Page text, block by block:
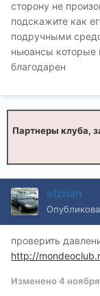
сторону не
подскажите как
подручными
ньюансы которые
благодарен
Партнеры клуба,
elzhan
проверить
http://
Изменено4